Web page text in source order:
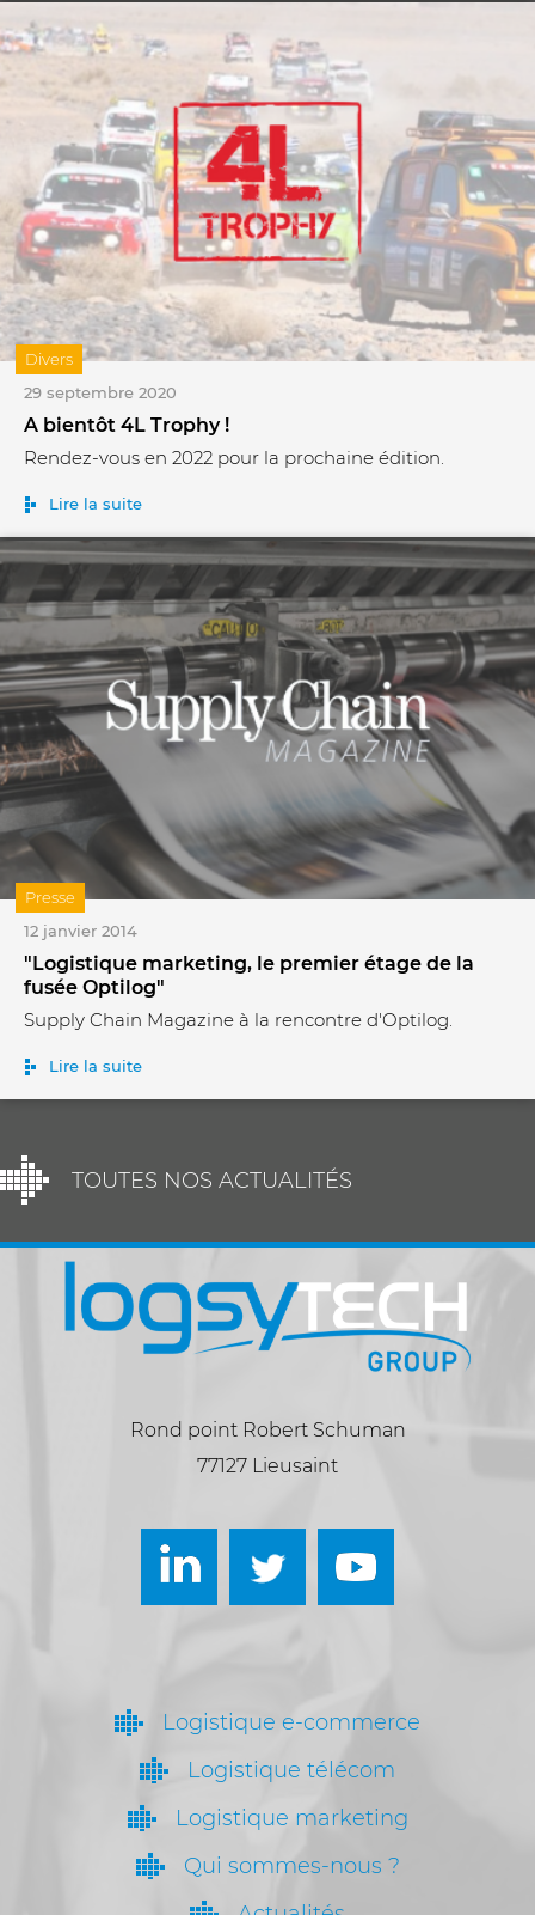
29 septembre 2020
A bientôt 4L Trophy !
Rendez-vous en 2022 pour la prochaine édition.
Lire la suite
Divers
12 janvier 2014
"Logistique marketing, le premier étage de la
fusée Optilog"
Supply Chain Magazine à la rencontre d'Optilog.
Lire la suite
Presse
TOUTES NOS ACTUALITÉS
Rond point Robert Schuman
77127 Lieusaint
Logistique e-commerce
Logistique télécom
Logistique marketing
Qui sommes-nous ?